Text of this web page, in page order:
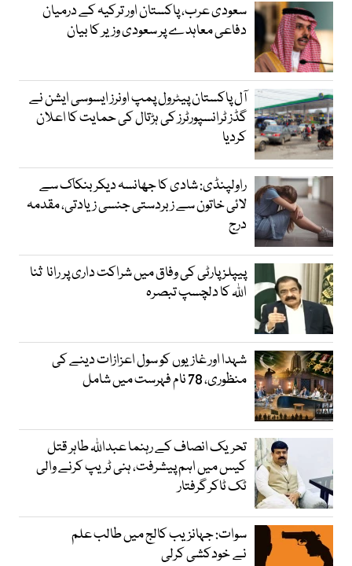
سعودی عرب، پاکستان اور ترکیہ کے درمیان
دفاعی معاہدے پر سعودی وزیر کا بیان
آل پاکستان پیٹرول پمپ اونرز ایسوسی ایشن نے
گڈز ٹرانسپورٹرز کی ہڑتال کی حمایت کا اعلان
کردیا
راولپنڈی: شادی کا جھانسہ دیکر بنکاک سے
لائی خاتون سے زبردستی جنسی زیادتی، مقدمہ
درج
پیپلز پارٹی کی وفاق میں شراکت داری پر رانا ثنا
اللہ کا دلچسپ تبصرہ
شہدا اور غازیوں کو سول اعزازات دینے کی
منظوری، 78 نام فہرست میں شامل
تحریک انصاف کے رہنما عبداللہ طاہر قتل
کیس میں اہم پیشرفت، ہنی ٹریپ کرنے والی
ٹک ٹاکر گرفتار
سوات: جہانزیب کالج میں طالب علم
نے خودکشی کرلی